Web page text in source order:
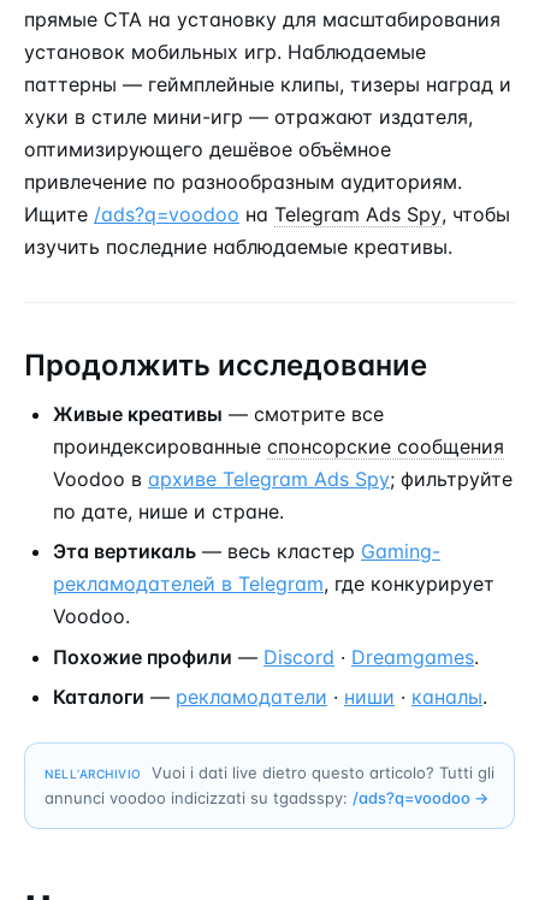
прямые CTA на установку для масштабирования
установок мобильных игр. Наблюдаемые
паттерны — геймплейные клипы, тизеры наград и
хуки в стиле мини-игр — отражают издателя,
оптимизирующего дешёвое объёмное
привлечение по разнообразным аудиториям.
Ищите /ads?q=voodoo на Telegram Ads Spy, чтобы
изучить последние наблюдаемые креативы.
Продолжить исследование
Живые креативы — смотрите все
проиндексированные спонсорские сообщения
Voodoo в архиве Telegram Ads Spy; фильтруйте
по дате, нише и стране.
Эта вертикаль — весь кластер Gaming-
рекламодателей в Telegram, где конкурирует
Voodoo.
Похожие профили — Discord · Dreamgames.
Каталоги — рекламодатели · ниши · каналы.
NELL’ARCHIVIO
Vuoi i dati live dietro questo articolo? Tutti gli
annunci voodoo indicizzati su tgadsspy: /ads?q=voodoo →